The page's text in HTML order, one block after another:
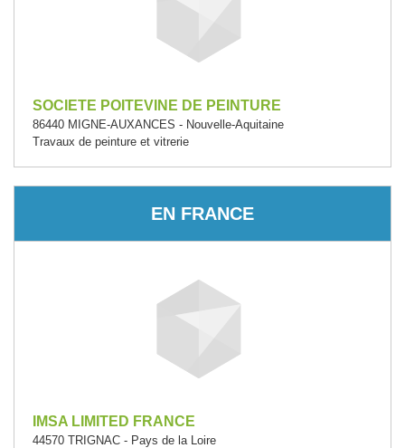
SOCIETE POITEVINE DE PEINTURE
86440 MIGNE-AUXANCES - Nouvelle-Aquitaine
Travaux de peinture et vitrerie
EN FRANCE
IMSA LIMITED FRANCE
44570 TRIGNAC - Pays de la Loire